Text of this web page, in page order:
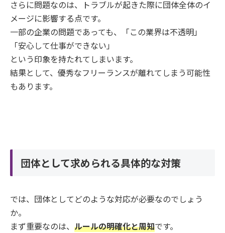
さらに問題なのは、トラブルが起きた際に団体全体のイ
メージに影響する点です。
一部の企業の問題であっても、「この業界は不透明」
「安心して仕事ができない」
という印象を持たれてしまいます。
結果として、優秀なフリーランスが離れてしまう可能性
もあります。
団体として求められる具体的な対策
では、団体としてどのような対応が必要なのでしょう
か。
まず重要なのは、 ルールの明確化と周知です。